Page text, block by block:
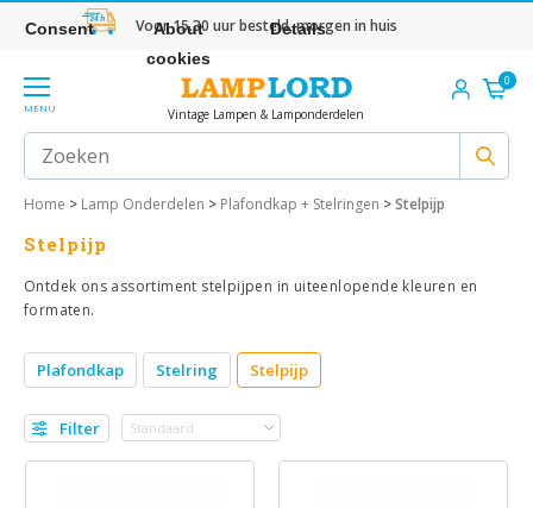
Voor 15.30 uur besteld, morgen in huis
MENU Vintage Lampen & Lamponderdelen
0
Home > Lamp Onderdelen > Plafondkap + Stelringen >Stelpijp
Stelpijp
Ontdek ons assortiment stelpijpen in uiteenlopende kleuren en
formaten.
Plafondkap Stelring Stelpijp
Filter
Consent
About
cookies
Details